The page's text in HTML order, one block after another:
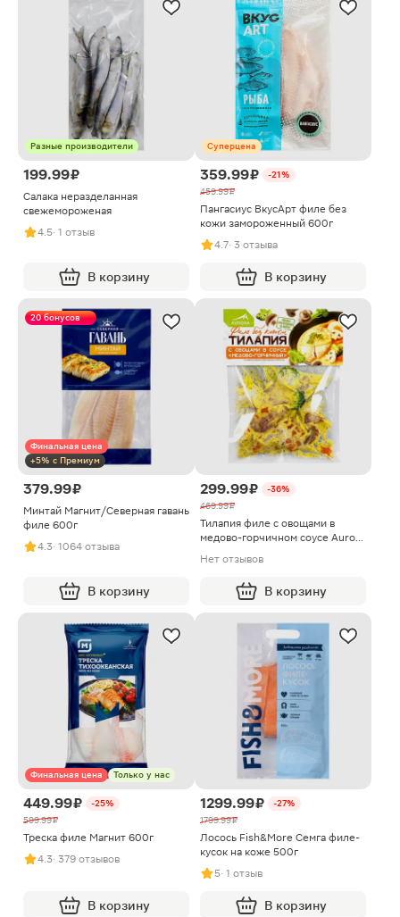
Разные производители
199.99 ₽
Салака неразделанная
свежемороженая
4.5· 1 отзыв
В корзину
Суперцена
359.99 ₽
-21%
459.99 ₽
Пангасиус ВкусАрт филе без
кожи замороженный 600г
4.7· 3 отзыва
В корзину
20 бонусов
Финальная цена
+5% с Премиум
379.99 ₽
Минтай Магнит/Северная гавань
филе 600г
4.3· 1064 отзыва
В корзину
299.99 ₽
-36%
469.99 ₽
Тилапия филе с овощами в
медово-горчичном соусе Aurora
Нет отзывов
В корзину
Финальная цена Только у нас
449.99 ₽
-25%
599.99 ₽
Треска филе Магнит 600г
4.3· 379 отзывов
В корзину
1299.99 ₽
-27%
1799.99 ₽
Лосось Fish&More Семга филе-
кусок на коже 500г
5· 1 отзыв
В корзину